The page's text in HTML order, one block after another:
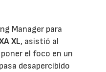
Manager para
XL, asistió al
poner el foco en un
desapercibido